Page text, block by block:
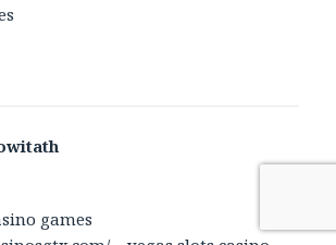
games